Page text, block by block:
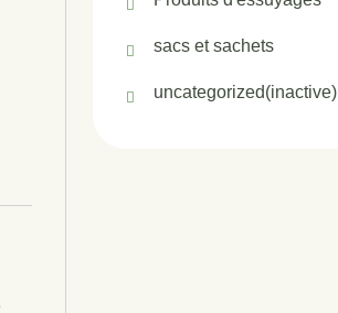
sacs et sachets
uncategorized(inactive)